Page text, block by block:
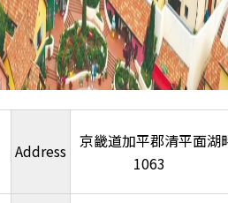
Address
京畿道加平郡清平面湖
1063